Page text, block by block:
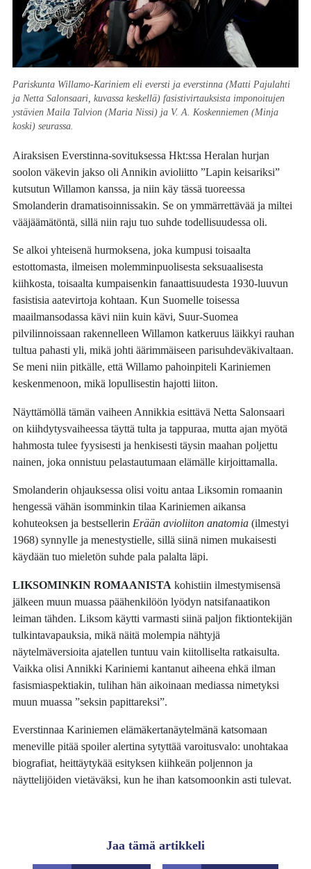
Pariskunta Willamo-Kariniem eli eversti ja everstinna (Matti Pajulahti
ja Netta Salonsaari, kuvassa keskellä) fasistivirtauksista imponoitujen
ystävien Maila Talvion (Maria Nissi) ja V. A. Koskenniemen (Minja
koski) seurassa.
Airaksisen Everstinna-sovituksessa Hkt:ssa Heralan hurjan
soolon väkevin jakso oli Annikin avioliitto ”Lapin keisariksi”
kutsutun Willamon kanssa, ja niin käy tässä tuoreessa
Smolanderin dramatisoinnissakin. Se on ymmärrettävää ja miltei
vääjäämätöntä, sillä niin raju tuo suhde todellisuudessa oli.
Se alkoi yhteisenä hurmoksena, joka kumpusi toisaalta
estottomasta, ilmeisen molemminpuolisesta seksuaalisesta
kiihkosta, toisaalta kumpaisenkin fanaattisuudesta 1930-luuvun
fasistisia aatevirtoja kohtaan. Kun Suomelle toisessa
maailmansodassa kävi niin kuin kävi, Suur-Suomea
pilvilinnoissaan rakennelleen Willamon katkeruus läikkyi rauhan
tultua pahasti yli, mikä johti äärimmäiseen parisuhdeväkivaltaan.
Se meni niin pitkälle, että Willamo pahoinpiteli Kariniemen
keskenmenoon, mikä lopullisestin hajotti liiton.
Näyttämöllä tämän vaiheen Annikkia esittävä Netta Salonsaari
on kiihdytysvaiheessa täyttä tulta ja tappuraa, mutta ajan myötä
hahmosta tulee fyysisesti ja henkisesti täysin maahan poljettu
nainen, joka onnistuu pelastautumaan elämälle kirjoittamalla.
Smolanderin ohjauksessa olisi voitu antaa Liksomin romaanin
hengessä vähän isomminkin tilaa Kariniemen aikansa
kohuteoksen ja bestsellerinErään avioliiton anatomia (ilmestyi
1968) synnylle ja menestystielle, sillä siinä nimen mukaisesti
käydään tuo mieletön suhde pala palalta läpi.
LIKSOMINKIN ROMAANISTA kohistiin ilmestymisensä
jälkeen muun muassa päähenkilöön lyödyn natsifanaatikon
leiman tähden. Liksom käytti varmasti siinä paljon fiktiontekijän
tulkintavapauksia, mikä näitä molempia nähtyjä
näytelmäversioita ajatellen tuntuu vain kiitolliselta ratkaisulta.
Vaikka olisi Annikki Kariniemi kantanut aiheena ehkä ilman
fasismiaspektiakin, tulihan hän aikoinaan mediassa nimetyksi
muun muassa ”seksin papittareksi”.
Everstinnaa Kariniemen elämäkertanäytelmänä katsomaan
meneville pitää spoiler alertina sytyttää varoitusvalo: unohtakaa
biografiat, heittäytykää esityksen kiihkeän poljennon ja
näyttelijöiden vietäväksi, kun he ihan katsomoonkin asti tulevat.
Jaa tämä artikkeli